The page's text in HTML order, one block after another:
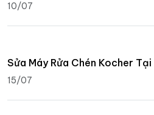
10/07
Sửa Máy Rửa Chén Kocher Tại
15/07